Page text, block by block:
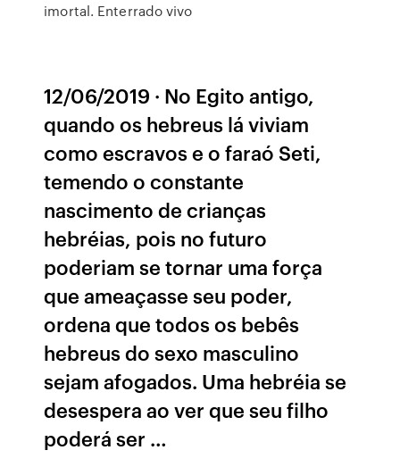
imortal. Enterrado vivo
12/06/2019 · No Egito antigo,
quando os hebreus lá viviam
como escravos e o faraó Seti,
temendo o constante
nascimento de crianças
hebréias, pois no futuro
poderiam se tornar uma força
que ameaçasse seu poder,
ordena que todos os bebês
hebreus do sexo masculino
sejam afogados. Uma hebréia se
desespera ao ver que seu filho
poderá ser …